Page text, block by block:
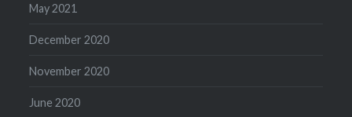
May 2021
December 2020
November 2020
June 2020